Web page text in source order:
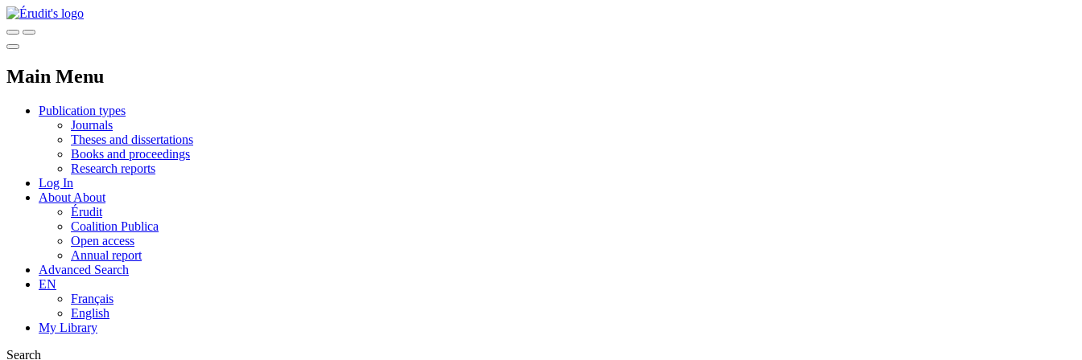
Main Menu
Publication types
Journals
Theses and dissertations
Books and proceedings
Research reports
Log In
About About
Érudit
Coalition Publica
Open access
Annual report
Advanced Search
EN
Français
English
My Library
Search